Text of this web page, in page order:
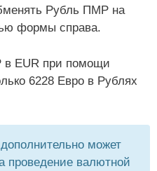
Рубль ПМР на
формы справа.
в EUR при помощи
6228 Евро в Рублях
может
проведение валютной